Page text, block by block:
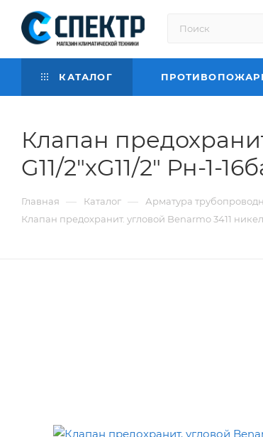
КАТАЛОГ
Клапан
G11/2"хG11/2" Рн-1-
Главная — Каталог — Арматура
Клапан предохранит. угловой Benarmo 3411